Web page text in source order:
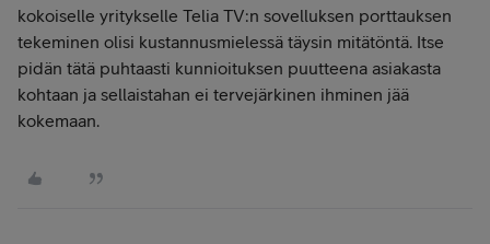
kokoiselle yritykselle Telia TV:n sovelluksen porttauksen
tekeminen olisi kustannusmielessä täysin mitätöntä. Itse
pidän tätä puhtaasti kunnioituksen puutteena asiakasta
kohtaan ja sellaistahan ei tervejärkinen ihminen jää
kokemaan.